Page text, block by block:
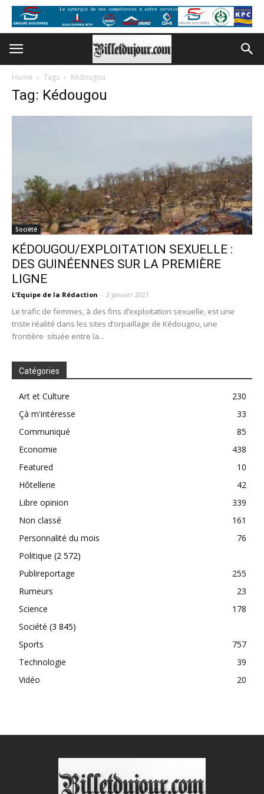
Home Tags Kédougou
Tag: Kédougou
Société
KÉDOUGOU/EXPLOITATION SEXUELLE :
DES GUINÉENNES SUR LA PREMIÈRE
LIGNE
L'Equipe de la Rédaction - 2 janvier 2021
Le trafic de femmes, à des fins d’exploitation sexuelle, est une
triste réalité dans les sites d’orpaillage de Kédougou, une
frontière située entre la...
Catégories
Art et Culture
230
Çà m'intéresse
33
Communiqué
85
Economie
438
Featured
10
Hôtellerie
42
Libre opinion
339
Non classé
161
Personnalité du mois
76
Politique (2 572)
Publireportage
255
Rumeurs
23
Science
178
Société (3 845)
Sports
757
Technologie
39
Vidéo
20